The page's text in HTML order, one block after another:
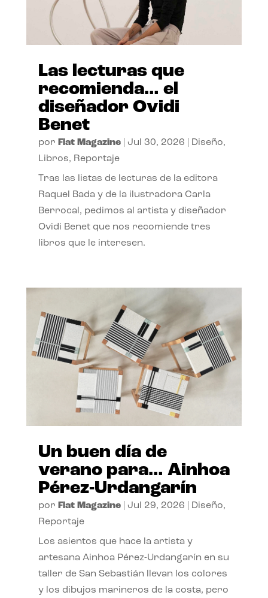
Las lecturas que
recomienda… el
diseñador Ovidi
Benet
por Flat Magazine| Jul 30, 2026 Diseño,
Libros, Reportaje
Tras las listas de lecturas de la editora
Raquel Bada y de la ilustradora Carla
Berrocal, pedimos al artista y diseñador
Ovidi Benet que nos recomiende tres
libros que le interesen.
Un buen día de
verano para… Ainhoa
Pérez-Urdangarín
por Flat Magazine| Jul 29, 2026 Diseño,
Reportaje
Los asientos que hace la artista y
artesana Ainhoa Pérez-Urdangarín en su
taller de San Sebastián llevan los colores
y los dibujos marineros de la costa, pero